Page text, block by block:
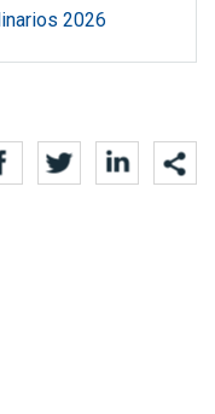
2026